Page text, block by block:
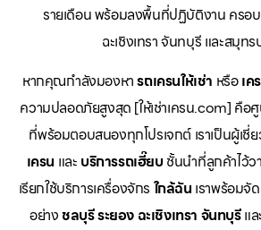
รายเดือน พร้อมลงพื้นที่ปฏิบัติงาน ครอ
ฉะเชิงเทรา จันทบุรี และสมุทร
หากคุณกำลังมองหารถเครนให้เช่า หรือเค
ความปลอดภัยสูงสุด [ให้เช่าเครน.com] คือ
ที่พร้อมตอบสนองทุกโปรเจกต์ เราเป็นผู้เชี่
เครน และ บริการรถเฮี๊ยบ ชั้นนำที่ลูกค้าไว้
เรียกใช้บริการเครื่องจักร ใกล้ฉัน เราพร้อมจั
อย่างชลบุรี ระยอง ฉะเชิงเทรา จันทบุรีแล